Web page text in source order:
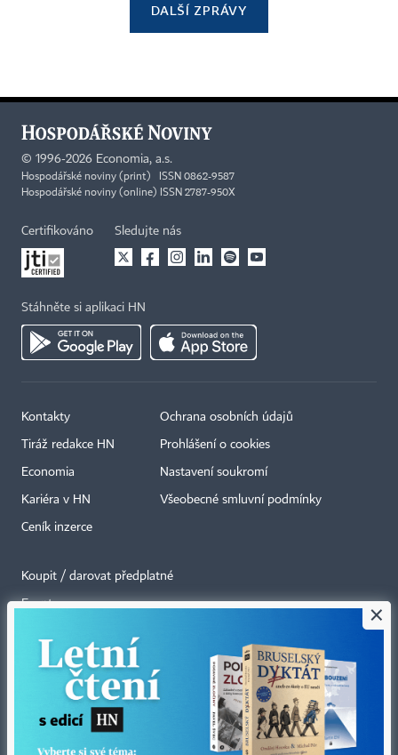
DALŠÍ ZPRÁVY
© 1996-2026 Economia, a.s.
Hospodářské noviny (print) ISSN 0862-9587
Hospodářské noviny (online) ISSN 2787-950X
Certifikováno Sledujte nás
Stáhněte si aplikaci HN
Kontakty
Tiráž redakce HN
Economia
Kariéra v HN
Ceník inzerce
Ochrana osobních údajů
Prohlášení o cookies
Nastavení soukromí
Všeobecné smluvní podmínky
Koupit / darovat předplatné
Eventy
RSS kanály
Autorská práva vykonává vydavatel. Bez písemného svolení vydavatele je
zakázáno jakékoli užití částí nebo celku díla, zejména rozmnožování a šíření
×